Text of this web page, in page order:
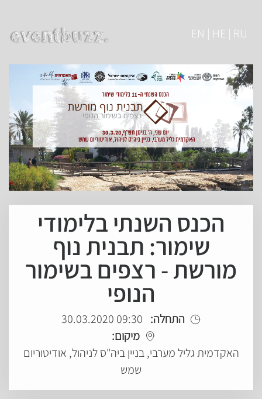
EN | HE | RU
הכנס השנתי בלימודי
שימור: תבנית נוף
מורשת - רצפים בשימור
הנופי
התחלה: 09:30 30.03.2020
מיקום:
האקדמית גליל מערבי, בניין ביה"ס לניהול, אודיטוריום
שמש